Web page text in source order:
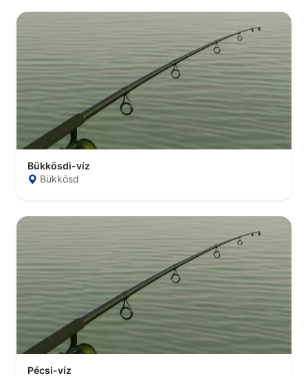
Bükkösdi-víz
Bükkösd
Pécsi-víz